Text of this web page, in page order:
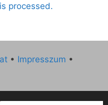
processed.
• Impresszum •